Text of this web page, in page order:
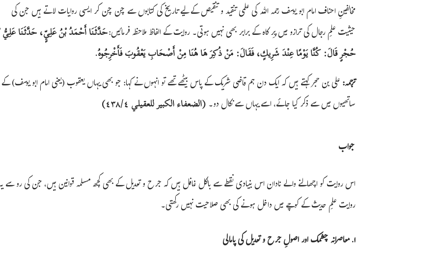
مخالفینِ احناف امام ابو یوسف رحمہ اللہ کی علمی تنقید و تنقیص کے لیے تاریخ کی کتابوں سے چن چن کر ایسی روایات لاتے ہیں جن کی
حیثیت علمِ رجال کی ترازو میں پرِ کاہ کے برابر بھی نہیں ہوتی۔ روایت کے الفاظ ملاحظہ فرمائیں:حَدَّثَنَا أَحْمَدُ بْنُ عَلِيٍّ، حَدَّثَنَا
حُجْرٍ قَالَ: كُنَّا يَوْمًا عِنْدَ شَرِيكٍ، فَقَالَ: مَنْ ذُكِرَ هَا هُنَا مِنْ أَصْحَابِ يَعْقُوبَ فَأَخْرِجُوهُ.
ترجمہ:علی بن حجر کہتے ہیں کہ ایک دن ہم قاضی شریک کے پاس بیٹھے تھے تو انہوں نے کہا: جو بھی یہاں یعقوب (یعنی امام ابو یوسف) کے
ساتھیوں میں سے ذکر کیا جائے، اسے یہاں سے نکال دو۔(الضعفاء الكبير للعقيلي ٤/‏٤٣٨)
جواب
اس روایت کو اچھالنے والے نادان اس بنیادی نقطے سے بالکل غافل ہیں کہ جرح و تعدیل کے بھی کچھ مسلمہ قوانین ہیں، جن کی رو سے
روایت علمِ حدیث کے کوچے میں داخل ہونے کی بھی صلاحیت نہیں رکھتی۔
١. معاصرانہ چشمک اور اصولِ جرح و تعدیل کی پامالی